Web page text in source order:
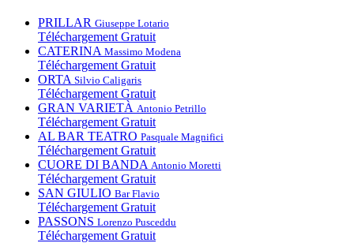
PRILLAR Giuseppe Lotario
Téléchargement Gratuit
CATERINA Massimo Modena
Téléchargement Gratuit
ORTA Silvio Caligaris
Téléchargement Gratuit
GRAN VARIETÀ Antonio Petrillo
Téléchargement Gratuit
AL BAR TEATRO Pasquale Magnifici
Téléchargement Gratuit
CUORE DI BANDA Antonio Moretti
Téléchargement Gratuit
SAN GIULIO Bar Flavio
Téléchargement Gratuit
PASSONS Lorenzo Pusceddu
Téléchargement Gratuit